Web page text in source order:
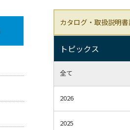
カタログ・取扱説明
トピックス
全て
2026
2025